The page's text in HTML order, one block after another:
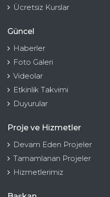
Ücretsiz Kurslar
Güncel
Haberler
Foto Galeri
Videolar
Etkinlik Takvimi
Duyurular
Proje ve Hizmetler
Devam Eden Projeler
Tamamlanan Projeler
Hizmetlerimiz